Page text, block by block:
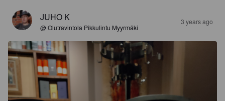
JUHO K
@ Olutravintola Pikkulintu Myyrmäki
3 years ago